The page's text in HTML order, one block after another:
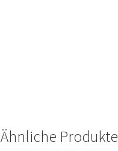
Ähnliche Produkte